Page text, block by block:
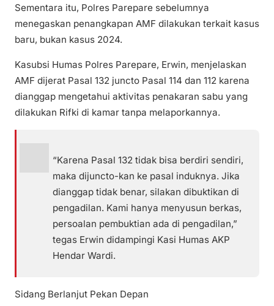
Sementara itu, Polres Parepare sebelumnya
menegaskan penangkapan AMF dilakukan terkait kasus
baru, bukan kasus 2024.
Kasubsi Humas Polres Parepare, Erwin, menjelaskan
AMF dijerat Pasal 132 juncto Pasal 114 dan 112 karena
dianggap mengetahui aktivitas penakaran sabu yang
dilakukan Rifki di kamar tanpa melaporkannya.
“Karena Pasal 132 tidak bisa berdiri sendiri,
maka dijuncto-kan ke pasal induknya. Jika
dianggap tidak benar, silakan dibuktikan di
pengadilan. Kami hanya menyusun berkas,
persoalan pembuktian ada di pengadilan,”
tegas Erwin didampingi Kasi Humas AKP
Hendar Wardi.
Sidang Berlanjut Pekan Depan